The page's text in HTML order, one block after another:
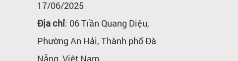
17/06/2025
Địa chỉ: 06 Trần Quang Diệu,
Phường An Hải, Thành phố Đà